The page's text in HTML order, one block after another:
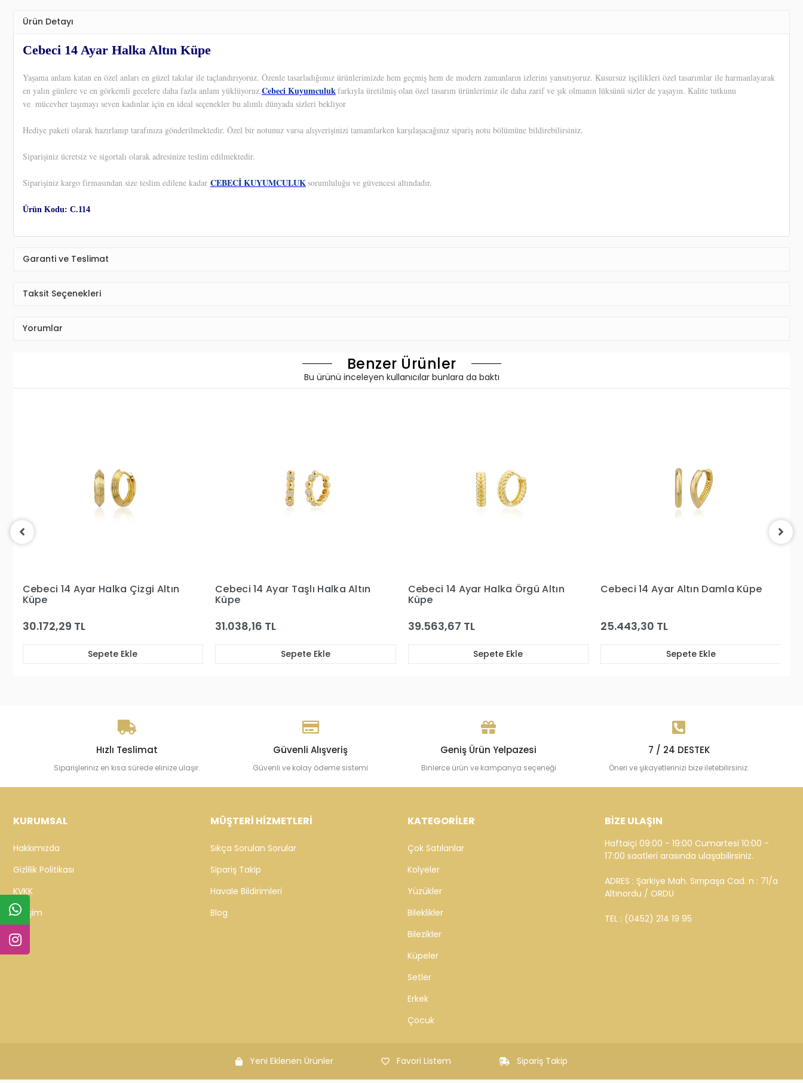
Ürün Detayı
Cebeci 14 Ayar Halka Altın Küpe
Yaşama anlam katan en özel anları en güzel takılar ile taçlandırıyoruz. Özenle tasarladığımız ürünlerimizde hem geçmiş hem de modern zamanların izlerini yansıtıyoruz. Kusursuz işçilikleri özel tasarımlar ile harmanlayarak
en yalın günlere ve en görkemli gecelere daha fazla anlam yüklüyoruz.Cebeci Kuyumculukfarkıyla üretilmiş olan özel tasarım ürünlerimiz ile daha zarif ve şık olmanın lüksünü sizler de yaşayın. Kalite tutkunu
ve mücevher taşımayı seven kadınlar için en ideal seçenekler bu alımlı dünyada sizleri bekliyor
Hediye paketi olarak hazırlanıp tarafınıza gönderilmektedir. Özel bir notunuz varsa alışverişinizi tamamlarken karşılaşacağınız sipariş notu bölümüne bildirebilirsiniz.
Siparişiniz ücretsiz ve sigortalı olarak adresinize teslim edilmektedir.
Siparişiniz kargo firmasından size teslim edilene kadar CEBECİ KUYUMCULUKsorumluluğu ve güvencesi altındadır.
Ürün Kodu: C.114
Garanti ve Teslimat
Taksit Seçenekleri
Yorumlar
Benzer Ürünler
Bu ürünü inceleyen kullanıcılar bunlara da baktı
Cebeci 14 Ayar Taşlı Halka Altın
Küpe
31.038,16 TL
Sepete Ekle
Cebeci 14 Ayar Halka Örgü Altın
Küpe
39.563,67 TL
Sepete Ekle
Cebeci 14 Ayar Altın Damla Küpe
25.443,30 TL
Sepete Ekle
Cebeci 14 Ayar Beyaz Altın Küpe
15.985,32 TL
Sepete Ekle
Hızlı Teslimat
Siparişleriniz en kısa sürede elinize ulaşır.
Güvenli Alışveriş
Güvenli ve kolay ödeme sistemi
Geniş Ürün Yelpazesi
Binlerce ürün ve kampanya seçeneği
7 / 24 DESTEK
Öneri ve şikayetlerinizi bize iletebilirsiniz.
KURUMSAL
Hakkımızda
Gizlilik Politikası
KVKK
İletişim
MÜŞTERİ HİZMETLERİ
Sıkça Sorulan Sorular
Sipariş Takip
Havale Bildirimleri
Blog
KATEGORİLER
Çok Satılanlar
Kolyeler
Yüzükler
Bileklikler
Bilezikler
Küpeler
Setler
Erkek
Çocuk
BİZE ULAŞIN
Haftaiçi 09:00 - 19:00 Cumartesi 10:00 -
17:00 saatleri arasında ulaşabilirsiniz.
ADRES : Şarkiye Mah. Sırrıpaşa Cad. n : 71/a
Altınordu / ORDU
TEL : (0452) 214 19 95
Yeni Eklenen Ürünler Favori Listem Sipariş Takip